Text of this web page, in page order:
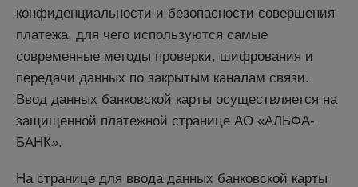
конфиденциальности и безопасности совершения
платежа, для чего используются самые
современные методы проверки, шифрования и
передачи данных по закрытым каналам связи.
Ввод данных банковской карты осуществляется на
защищенной платежной странице АО «АЛЬФА-
БАНК».
На странице для ввода данных банковской карты